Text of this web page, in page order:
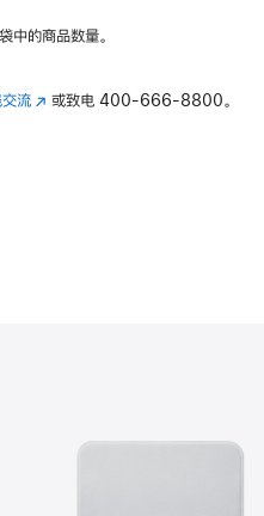
中的商品数量。
流(在 或致电400-666-8800。